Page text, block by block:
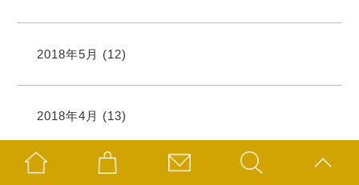
2018年5月 (12)
2018年4月 (13)
2018年3月(10)